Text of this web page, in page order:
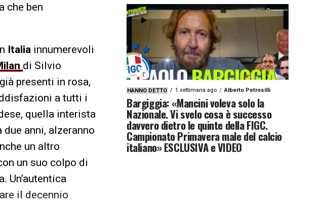
che ben
Italia innumerevoli
di Silvio
presenti in rosa,
a tutti i
quella interista
due anni, alzeranno
un altro
un suo colpo di
Un’autentica
il decennio
HANNO DETTO 1 settimana ago Alberto Petrosilli
Bargiggia: «Mancini voleva solo la
Nazionale. Vi svelo cosa è successo
davvero dietro le quinte della FIGC.
Campionato Primavera male del calcio
italiano» ESCLUSIVA e VIDEO